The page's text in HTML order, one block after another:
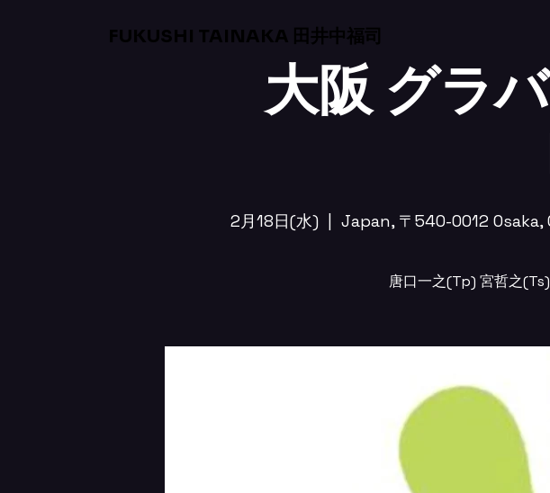
FUKUSHI TAINAKA 田井中福司
大阪 グラ
2月18日(水)
Japan, 〒540-0012
唐口一之(Tp) 宮哲之